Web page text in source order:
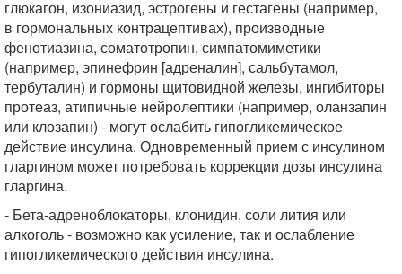
глюкагон, изониазид, эстрогены и гестагены (например,
в гормональных контрацептивах), производные
фенотиазина, соматотропин, симпатомиметики
(например, эпинефрин [адреналин], сальбутамол,
тербуталин) и гормоны щитовидной железы, ингибиторы
протеаз, атипичные нейролептики (например, оланзапин
или клозапин) - могут ослабить гипогликемическое
действие инсулина. Одновременный прием с инсулином
гларгином может потребовать коррекции дозы инсулина
гларгина.
- Бета-адреноблокаторы, клонидин, соли лития или
алкоголь - возможно как усиление, так и ослабление
гипогликемического действия инсулина.